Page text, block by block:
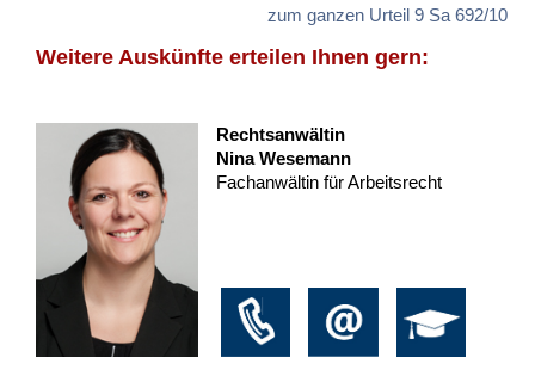
zum ganzen Urteil 9 Sa 692/10
Weitere Auskünfte erteilen Ihnen gern:
Rechtsanwältin
Nina Wesemann
Fachanwältin für Arbeitsrecht